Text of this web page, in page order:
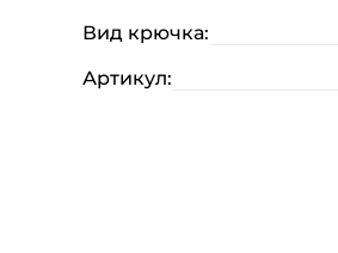
Вид крючка:
Артикул: